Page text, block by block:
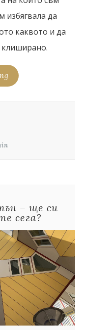
избягвала да
каквото и да
– ще си
сега?